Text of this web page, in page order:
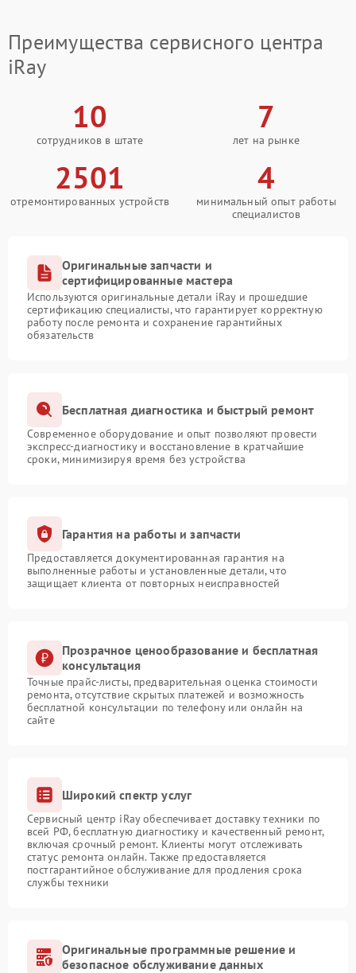
Преимущества сервисного центра
iRay
10
сотрудников в штате
7
лет на рынке
2501
отремонтированных устройств
4
минимальный опыт работы
специалистов
Оригинальные запчасти и
сертифицированные мастера
Используются оригинальные детали iRay и прошедшие
сертификацию специалисты, что гарантирует корректную
работу после ремонта и сохранение гарантийных
обязательств
Бесплатная диагностика и быстрый ремонт
Современное оборудование и опыт позволяют провести
экспресс-диагностику и восстановление в кратчайшие
сроки, минимизируя время без устройства
Гарантия на работы и запчасти
Предоставляется документированная гарантия на
выполненные работы и установленные детали, что
защищает клиента от повторных неисправностей
Прозрачное ценообразование и бесплатная
консультация
Точные прайс-листы, предварительная оценка стоимости
ремонта, отсутствие скрытых платежей и возможность
бесплатной консультации по телефону или онлайн на
сайте
Широкий спектр услуг
Сервисный центр iRay обеспечивает доставку техники по
всей РФ, бесплатную диагностику и качественный ремонт,
включая срочный ремонт. Клиенты могут отслеживать
статус ремонта онлайн. Также предоставляется
постгарантийное обслуживание для продления срока
службы техники
Оригинальные программные решение и
безопасное обслуживание данных